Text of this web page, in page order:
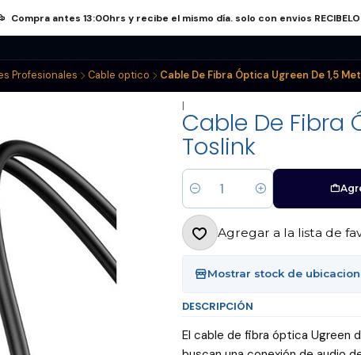
Compra antes 13:00hrs y recibe el mismo día. solo con envios RECIBELO
Profesionales Cable optico Cable De Fibra Óptica Ugreen De 1,5
|
Cable De Fibra
Toslink
Cantidad
Agregar a la lista de
Mostrar stock de
DESCRIPCIÓN
El cable de fibra óptica Ugreen